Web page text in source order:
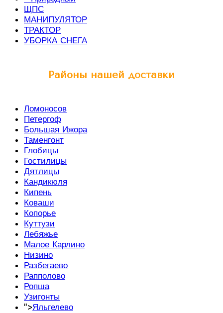
ЩПС
МАНИПУЛЯТОР
ТРАКТОР
УБОРКА СНЕГА
Районы нашей доставки
Ломоносов
Петергоф
Большая Ижора
Таменгонт
Глобицы
Гостилицы
Дятлицы
Кандикюля
Кипень
Коваши
Копорье
Куттузи
Лебяжье
Малое Карлино
Низино
Разбегаево
Рапполово
Ропша
Узигонты
">Яльгелево